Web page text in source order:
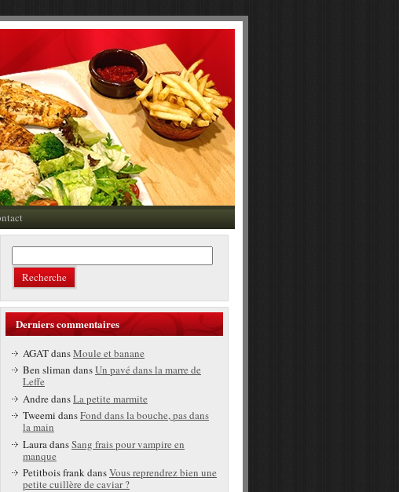
Derniers commentaires
AGATdansMoule et banane
Ben sliman dansUn pavé dans la marre de
Leffe
AndredansLa petite marmite
Tweemi dansFond dans la bouche, pas dans
la main
Laura dansSang frais pour vampire en
manque
Petitbois frankdansVous reprendrez bien une
petite cuillère de caviar ?